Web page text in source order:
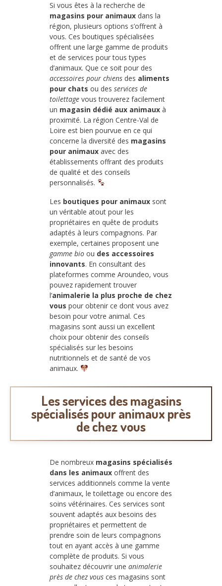
Si vous êtes à la recherche de
magasins pour animaux dans la
région, plusieurs options s’offrent à
vous. Ces boutiques spécialisées
offrent une large gamme de produits
et de services pour tous types
d’animaux. Que ce soit pour des
accessoires pour chiens des aliments
pour chats ou des services de
toilettage vous trouverez facilement
un magasin dédié aux animaux à
proximité. La région Centre-Val de
Loire est bien pourvue en ce qui
concerne la diversité des magasins
pour animaux avec des
établissements offrant des produits
de qualité et des conseils
personnalisés.
Les boutiques pour animaux sont
un véritable atout pour les
propriétaires en quête de produits
adaptés à leurs compagnons. Par
exemple, certaines proposent une
gamme bio ou des accessoires
innovants. En consultant des
plateformes comme Aroundeo, vous
pouvez rapidement trouver
l’animalerie la plus proche de chez
vous pour obtenir ce dont vous avez
besoin pour votre animal. Ces
magasins sont aussi un excellent
choix pour obtenir des conseils
spécialisés sur les besoins
nutritionnels et de santé de vos
animaux.
Les services des magasins
spécialisés pour animaux près
de chez vous
De nombreux magasins spécialisés
dans les animaux offrent des
services additionnels comme la vente
d’animaux, le toilettage ou encore des
soins vétérinaires. Ces services sont
souvent adaptés aux besoins des
propriétaires et permettent de
prendre soin de leurs compagnons
tout en ayant accès à une gamme
complète de produits. Si vous
souhaitez découvrir une animalerie
près de chez vous ces magasins sont